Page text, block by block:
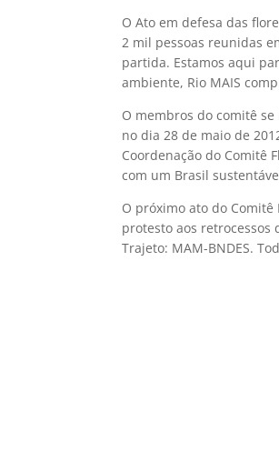
O Ato em defesa das
2 mil pessoas reunidas
partida. Estamos aqui
ambiente, Rio MAIS
O membros do comitê
no dia 28 de maio de
Coordenação do Comitê
com um Brasil
O próximo ato do
protesto aos retrocessos
Trajeto: MAM-BNDES.